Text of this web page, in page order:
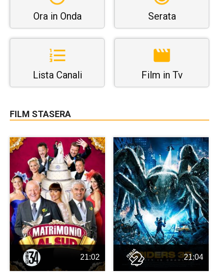
Ora in Onda Serata
Lista Canali Film in Tv
FILM STASERA
21:02 21:04